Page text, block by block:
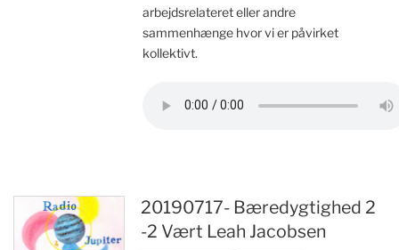
arbejdsrelateret eller andre
sammenhænge hvor vi er påvirket
kollektivt.
20190717- Bæredygtighed 2
-2 Vært Leah Jacobsen